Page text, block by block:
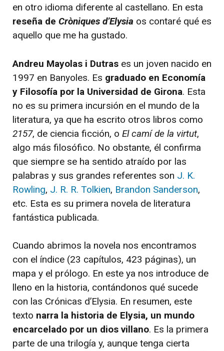
en otro idioma diferente al castellano. En esta
reseña de Cròniques d’Elysia os contaré qué es
aquello que me ha gustado.
Andreu Mayolas i Dutras es un joven nacido en
1997 en Banyoles. Es graduado en Economía
y Filosofía por la Universidad de Girona. Esta
no es su primera incursión en el mundo de la
literatura, ya que ha escrito otros libros como
2157, de ciencia ficción, o El camí de la virtut,
algo más filosófico. No obstante, él confirma
que siempre se ha sentido atraído por las
palabras y sus grandes referentes son J. K.
Rowling, J. R. R. Tolkien, Brandon Sanderson,
etc. Esta es su primera novela de literatura
fantástica publicada.
Cuando abrimos la novela nos encontramos
con el índice (23 capítulos, 423 páginas), un
mapa y el prólogo. En este ya nos introduce de
lleno en la historia, contándonos qué sucede
con las Crónicas d’Elysia. En resumen, este
texto narra la historia de Elysia, un mundo
encarcelado por un dios villano. Es la primera
parte de una trilogía y, aunque tenga cierta